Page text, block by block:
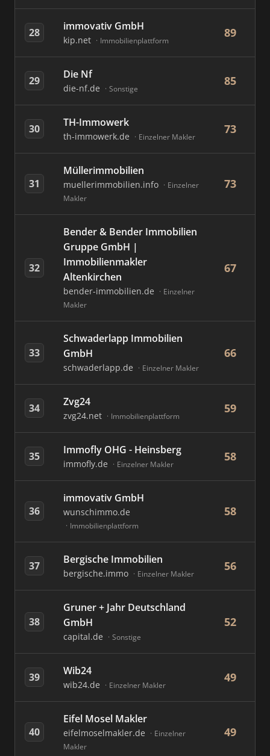
28 immovativ GmbH
kip.net Immobilienplattform
89
29 Die Nf
die-nf.de Sonstige
85
30 TH-Immowerk
th-immowerk.de Einzelner Makler
73
31
Müllerimmobilien
muellerimmobilien.info
Einzelner
Makler
73
32
Bender & Bender Immobilien
Gruppe GmbH |
Immobilienmakler
Altenkirchen
bender-immobilien.de
Einzelner
Makler
67
33
Schwaderlapp Immobilien
GmbH
schwaderlapp.de Einzelner Makler
66
34 Zvg24
zvg24.net Immobilienplattform
59
35 Immofly OHG - Heinsberg
immofly.de Einzelner Makler
58
36
immovativ GmbH
wunschimmo.de
Immobilienplattform
58
37 Bergische Immobilien
bergische.immo Einzelner Makler
56
38
Gruner + Jahr Deutschland
GmbH
capital.de Sonstige
52
39 Wib24
wib24.de Einzelner Makler
49
40
Eifel Mosel Makler
eifelmoselmakler.de
Einzelner
Makler
49